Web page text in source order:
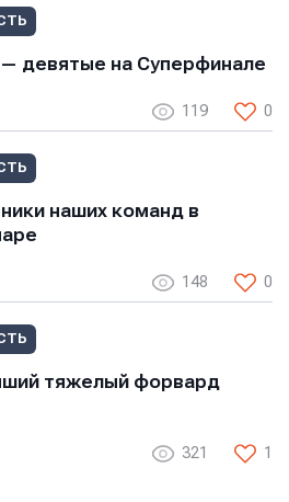
девятые на Суперфинале
119 0
наших команд в
148 0
тяжелый форвард
321 1
вы соглашаетесь с
персональных данных
вы соглашаетесь с
персональных данных
вы соглашаетесь с